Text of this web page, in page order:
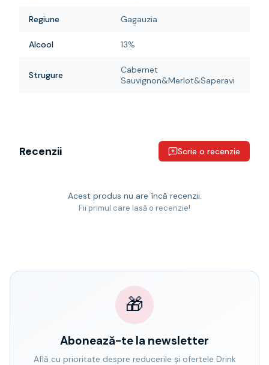
Regiune Gagauzia
Alcool 13%
Strugure
Cabernet
Sauvignon&Merlot&Saperavi
Recenzii Scrie o recenzie
Acest produs nu are încă recenzii.
Fii primul care lasă o recenzie!
🎁
Abonează-te la newsletter
Află cu prioritate despre reducerile și ofertele Drink